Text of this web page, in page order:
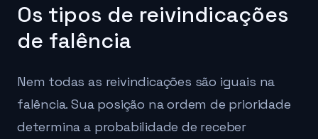
Os tipos de reivindicações
de falência
Nem todas as reivindicações são iguais na
falência. Sua posição na ordem de prioridade
determina a probabilidade de receber